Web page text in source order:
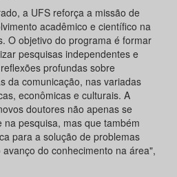
a UFS reforça a missão de
acadêmico e científico na
O objetivo do programa é formar
pesquisas independentes e
profundas sobre
da comunicação, nas variadas
econômicas e culturais. A
doutores não apenas se
pesquisa, mas que também
para a solução de problemas
do conhecimento na área",